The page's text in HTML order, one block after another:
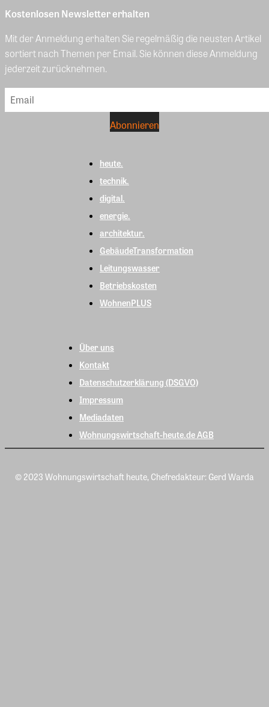
Kostenlosen Newsletter erhalten
Mit der Anmeldung erhalten Sie regelmäßig die neusten Artikel
sortiert nach Themen per Email. Sie können diese Anmeldung
jederzeit zurücknehmen.
heute.
technik.
digital.
energie.
architektur.
GebäudeTransformation
Leitungswasser
Betriebskosten
WohnenPLUS
Über uns
Kontakt
Datenschutzerklärung (DSGVO)
Impressum
Mediadaten
Wohnungswirtschaft-heute.de AGB
© 2023 Wohnungswirtschaft heute, Chefredakteur: Gerd Warda